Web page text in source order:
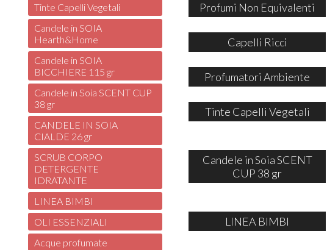
Profumi Non Equivalenti
Capelli Ricci
Profumatori Ambiente
Tinte Capelli Vegetali
Candele in Soia SCENT
CUP 38 gr
LINEA BIMBI
Tinte Capelli Vegetali
Candele in SOIA
Hearth&Home
Candele in SOIA
BICCHIERE 115 gr
Candele in Soia SCENT CUP
38 gr
CANDELE IN SOIA
CIALDE 26 gr
SCRUB CORPO
DETERGENTE
IDRATANTE
LINEA BIMBI
OLI ESSENZIALI
Acque profumate